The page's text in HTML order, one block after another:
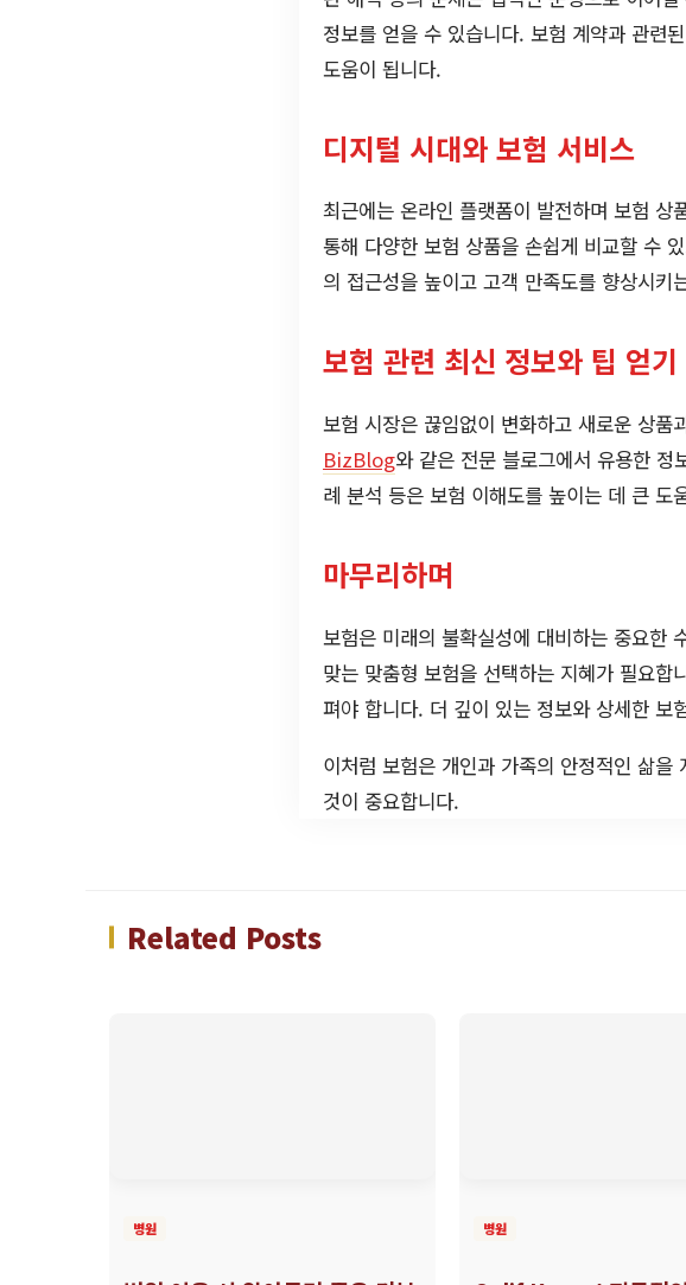
정보를 얻을 수 있습니다. 보험 계약과 관련
도움이 됩니다.
디지털 시대와 보험 서비스
최근에는 온라인 플랫폼이 발전하며 보험
통해 다양한 보험 상품을 손쉽게 비교할 수
의 접근성을 높이고 고객 만족도를 향상시키
보험 관련 최신 정보와 팁 얻기
보험 시장은 끊임없이 변화하고 새로운 상
BizBlog와 같은 전문 블로그에서 유용한
례 분석 등은 보험 이해도를 높이는 데 큰 도
마무리하며
보험은 미래의 불확실성에 대비하는 중요한
맞는 맞춤형 보험을 선택하는 지혜가 필요
펴야 합니다. 더 깊이 있는 정보와 상세한 보
이처럼 보험은 개인과 가족의 안정적인 삶
것이 중요합니다.
Related Posts
병원 병원